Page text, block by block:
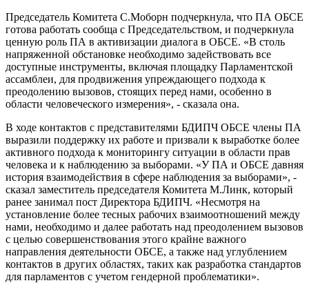
Председатель Комитета С.Моборн подчеркнула, что ПА ОБСЕ
готова работать сообща с Председательством, и подчеркнула
ценную роль ПА в активизации диалога в ОБСЕ. «В столь
напряженной обстановке необходимо задействовать все
доступные инструменты, включая площадку Парламентской
ассамблеи, для продвижения упреждающего подхода к
преодолению вызовов, стоящих перед нами, особенно в
области человеческого измерения», - сказала она.
В ходе контактов с представителями БДИПЧ ОБСЕ члены ПА
выразили поддержку их работе и призвали к выработке более
активного подхода к мониторингу ситуации в области прав
человека и к наблюдению за выборами. «У ПА и ОБСЕ давняя
история взаимодействия в сфере наблюдения за выборами», -
сказал заместитель председателя Комитета М.Линк, который
ранее занимал пост Директора БДИПЧ. «Несмотря на
установление более тесных рабочих взаимоотношений между
нами, необходимо и далее работать над преодолением вызовов
с целью совершенствования этого крайне важного
направления деятельности ОБСЕ, а также над углублением
контактов в других областях, таких как разработка стандартов
для парламентов с учетом гендерной проблематики».